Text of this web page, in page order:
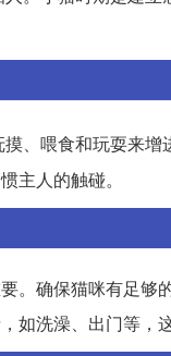
、喂食和玩耍来
主人的触碰。
。确保猫咪有足够
洗澡、出门等，